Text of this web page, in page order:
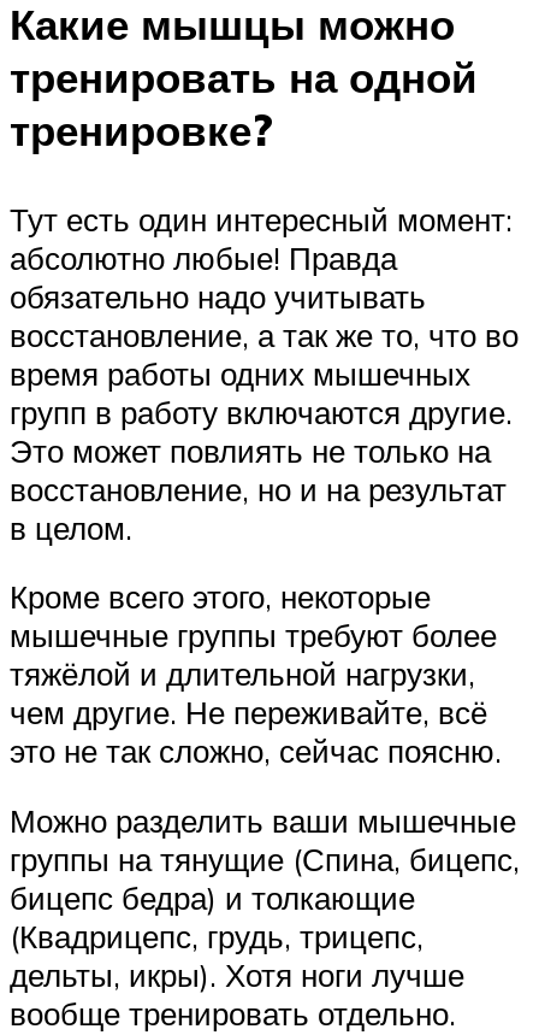
Какие мышцы можно
тренировать на одной
тренировке?
Тут есть один интересный момент:
абсолютно любые! Правда
обязательно надо учитывать
восстановление, а так же то, что во
время работы одних мышечных
групп в работу включаются другие.
Это может повлиять не только на
восстановление, но и на результат
в целом.
Кроме всего этого, некоторые
мышечные группы требуют более
тяжёлой и длительной нагрузки,
чем другие. Не переживайте, всё
это не так сложно, сейчас поясню.
Можно разделить ваши мышечные
группы на тянущие (Спина, бицепс,
бицепс бедра) и толкающие
(Квадрицепс, грудь, трицепс,
дельты, икры). Хотя ноги лучше
вообще тренировать отдельно.